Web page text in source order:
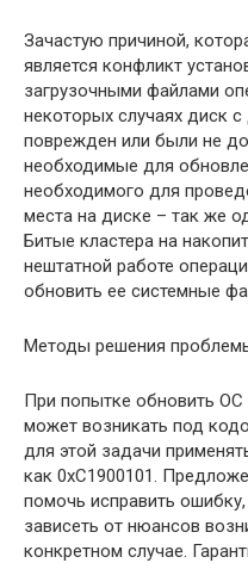
Зачастую причиной,
является конфликт
загрузочными файлами
некоторых случаях диск
поврежден или были не
необходимые для
необходимого для
места на диске – так же
Битые кластера на
нештатной работе
обновить ее системные
Методы решения
При попытке обновить
может возникать под
для этой задачи
как 0xC1900101.
помочь исправить
зависеть от нюансов
конкретном случае.